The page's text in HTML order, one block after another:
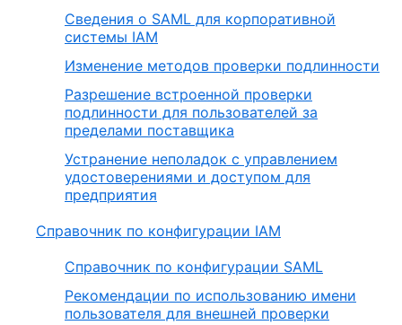
Сведения о SAML для корпоративной
системы IAM
Изменение методов проверки подлинности
Разрешение встроенной проверки
подлинности для пользователей за
пределами поставщика
Устранение неполадок с управлением
удостоверениями и доступом для
предприятия
Справочник по конфигурации IAM
Справочник по конфигурации SAML
Рекомендации по использованию имени
пользователя для внешней проверки